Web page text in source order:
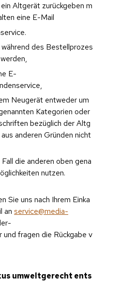
Altgerät zurückgeben m
eine E-Mail
des Bestellprozes
E-
Neugerät entweder um
Kategorien oder
bezüglich der Altg
anderen Gründen nicht
die anderen oben gena
nutzen.
Sie uns nach Ihrem Einka
an service@media-
fragen die Rückgabe v
umweltgerecht ents